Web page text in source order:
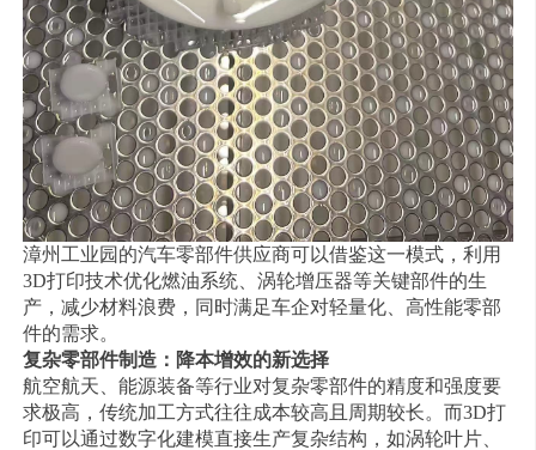
漳州工业园的汽车零部件供应商可以借鉴这一模式，利用
3D打印技术优化燃油系统、涡轮增压器等关键部件的生
产，减少材料浪费，同时满足车企对轻量化、高性能零部
件的需求。
复杂零部件制造：降本增效的新选择
航空航天、能源装备等行业对复杂零部件的精度和强度要
求极高，传统加工方式往往成本较高且周期较长。而3D打
印可以通过数字化建模直接生产复杂结构，如涡轮叶片、